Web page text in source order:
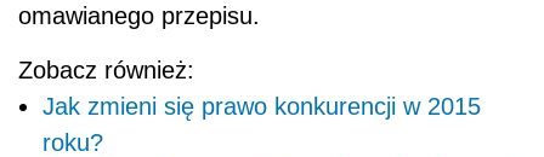
omawianego przepisu.
Zobacz również:
Jak zmieni się prawo konkurencji w 2015
roku?